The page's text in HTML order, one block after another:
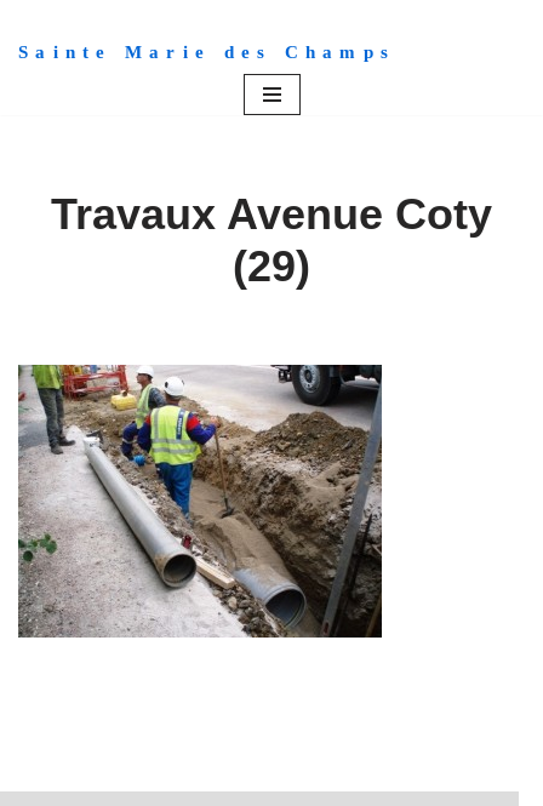
Aller
Sainte Marie des Champs
Travaux Avenue Coty
(29)